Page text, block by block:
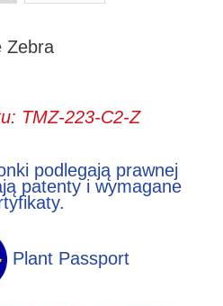
Zebra
TMZ-223-C2-Z
podlegają prawnej
patenty i wymagane
Plant Passport